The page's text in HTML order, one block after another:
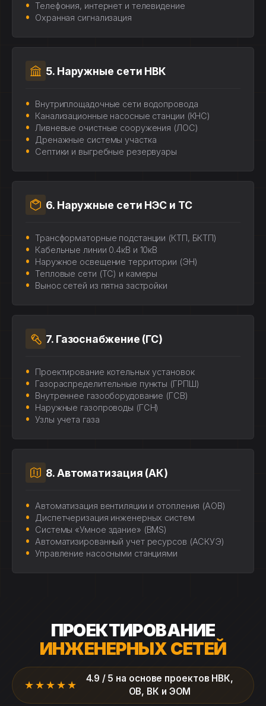
Телефония, интернет и телевидение
Охранная сигнализация
5. Наружные сети НВК
Внутриплощадочные сети водопровода
Канализационные насосные станции (КНС)
Ливневые очистные сооружения (ЛОС)
Дренажные системы участка
Септики и выгребные резервуары
6. Наружные сети НЭС и ТС
Трансформаторные подстанции (КТП, БКТП)
Кабельные линии 0.4кВ и 10кВ
Наружное освещение территории (ЭН)
Тепловые сети (ТС) и камеры
Вынос сетей из пятна застройки
7. Газоснабжение (ГС)
Проектирование котельных установок
Газораспределительные пункты (ГРПШ)
Внутреннее газооборудование (ГСВ)
Наружные газопроводы (ГСН)
Узлы учета газа
8. Автоматизация (АК)
Автоматизация вентиляции и отопления (АОВ)
Диспетчеризация инженерных систем
Системы «Умное здание» (BMS)
Автоматизированный учет ресурсов (АСКУЭ)
Управление насосными станциями
ПРОЕКТИРОВАНИЕ
ИНЖЕНЕРНЫХ СЕТЕЙ
★★★★★
4.9 / 5 на основе проектов НВК,
ОВ, ВК и ЭОМ